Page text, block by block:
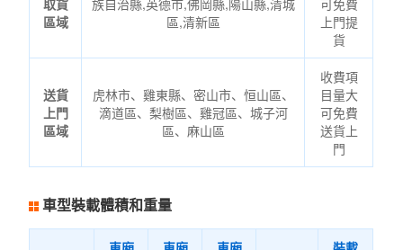
取貨
區域
族自治縣,英德市,佛岡縣,陽山縣,清城
區,清新區
可免費
上門提
貨
送貨
上門
區域
虎林市、雞東縣、密山市、恒山區、
滴道區、梨樹區、雞冠區、城子河
區、麻山區
收費項
目量大
可免費
送貨上
門
車型裝載體積和重量